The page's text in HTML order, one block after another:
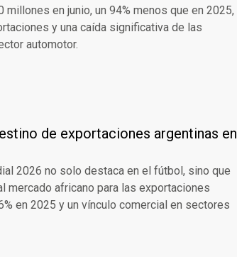
en junio, un 94% menos que en 2025,
y una caída significativa de las
automotor.
de exportaciones argentinas en
2026 no solo destaca en el fútbol, sino que
mercado africano para las exportaciones
en 2025 y un vínculo comercial en sectores